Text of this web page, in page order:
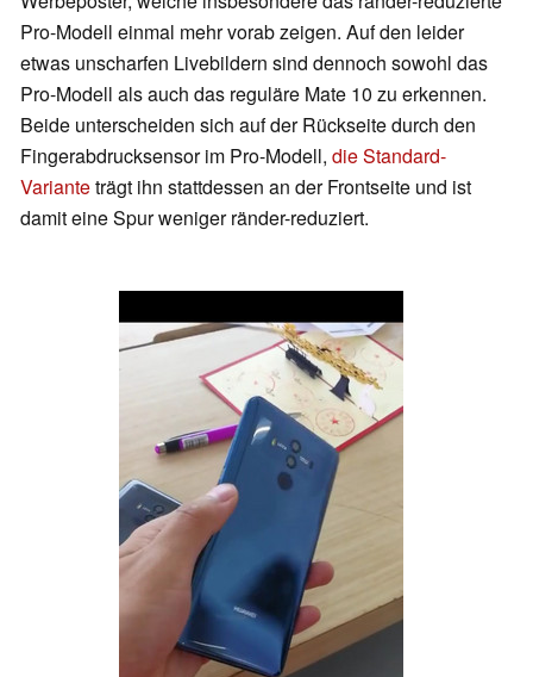
Pro-Modell einmal mehr vorab zeigen. Auf den leider
etwas unscharfen Livebildern sind dennoch sowohl das
Pro-Modell als auch das reguläre Mate 10 zu erkennen.
Beide unterscheiden sich auf der Rückseite durch den
Fingerabdrucksensor im Pro-Modell, die Standard-
Varianteträgt ihn stattdessen an der Frontseite und ist
damit eine Spur weniger ränder-reduziert.